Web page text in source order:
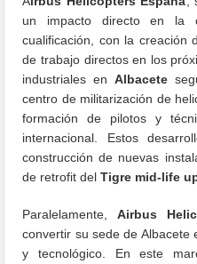
un impacto directo en la
cualificación, con la creación
de trabajo directos en los
industriales en Albacete
centro de militarización de
formación de pilotos y
internacional. Estos
construcción de nuevas
de retrofit delTigre mid-life
Paralelamente, Airbus
convertir su sede de Albacete
y tecnológico. En este